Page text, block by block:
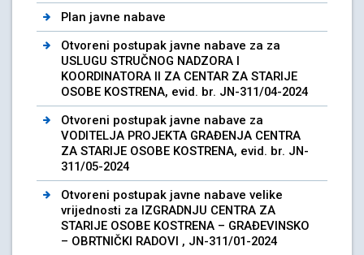
Plan javne nabave
Otvoreni postupak javne nabave za za
USLUGU STRUČNOG NADZORA I
KOORDINATORA II ZA CENTAR ZA STARIJE
OSOBE KOSTRENA, evid. br. JN-311/04-2024
Otvoreni postupak javne nabave za
VODITELJA PROJEKTA GRAĐENJA CENTRA
ZA STARIJE OSOBE KOSTRENA, evid. br. JN-
311/05-2024
Otvoreni postupak javne nabave velike
vrijednosti za IZGRADNJU CENTRA ZA
STARIJE OSOBE KOSTRENA – GRAĐEVINSKO
– OBRTNIČKI RADOVI , JN-311/01-2024